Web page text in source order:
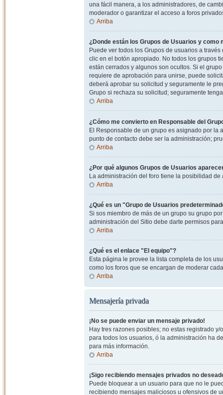
una fácil manera, a los administradores, de
moderador o garantizar el acceso a foros
Arriba
¿Donde están los Grupos de Usuarios y como
Puede ver todos los Grupos de usuarios a
clic en el botón apropiado. No todos los grupos
están cerrados y algunos son ocultos. Si el
requiere de aprobación para unirse, puede
deberá aprobar su solicitud y seguramente le
Grupo si rechaza su solicitud; seguramente
Arriba
¿Cómo me convierto en Responsable del
El Responsable de un grupo es asignado por la
punto de contacto debe ser la administración;
Arriba
¿Por qué algunos Grupos de Usuarios
La administración del foro tiene la posibilidad
Arriba
¿Qué es un "Grupo de Usuarios
Si sos miembro de más de un grupo su grupo
administración del Sitio debe darte permisos
Arriba
¿Qué es el enlace "El equipo"?
Esta página le provee la lista completa de los
como los foros que se encargan de moderar
Arriba
Mensajería privada
¡No se puede enviar un mensaje privado!
Hay tres razones posibles; no estas registrado
para todos los usuarios, ó la administración ha
para más información.
Arriba
¡Sigo recibiendo mensajes privados no
Puede bloquear a un usuario para que no le
recibiendo mensajes maliciosos u ofensivos de